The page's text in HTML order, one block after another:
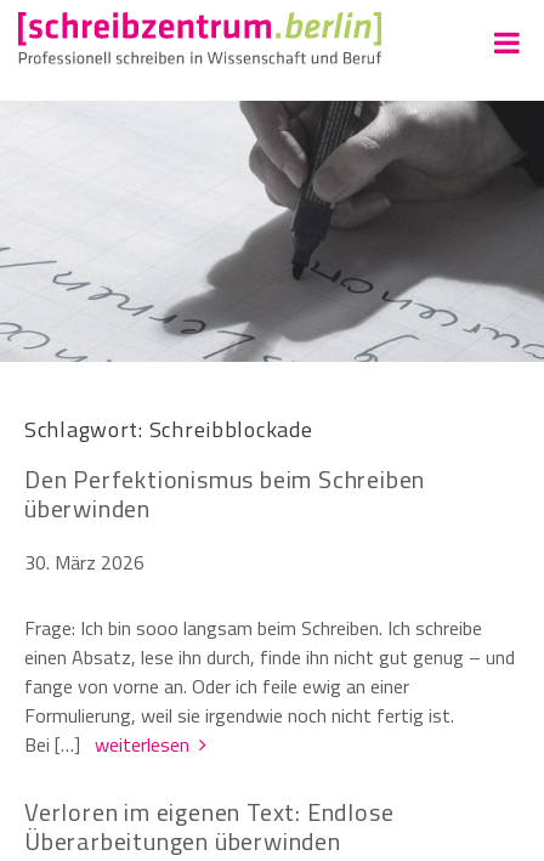
Schlagwort: Schreibblockade
Den Perfektionismus beim Schreiben
überwinden
30. März 2026
Frage: Ich bin sooo langsam beim Schreiben. Ich schreibe
einen Absatz, lese ihn durch, finde ihn nicht gut genug – und
fange von vorne an. Oder ich feile ewig an einer
Formulierung, weil sie irgendwie noch nicht fertig ist.
Bei […] weiterlesen
Verloren im eigenen Text: Endlose
Überarbeitungen überwinden